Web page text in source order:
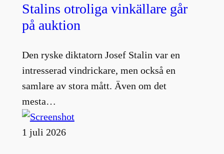
Stalins otroliga vinkällare går
på auktion
Den ryske diktatorn Josef Stalin var en
intresserad vindrickare, men också en
samlare av stora mått. Även om det
mesta…
1 juli 2026